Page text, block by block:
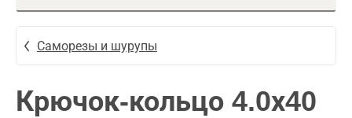
Саморезы и шурупы
Крючок-кольцо 4.0х40